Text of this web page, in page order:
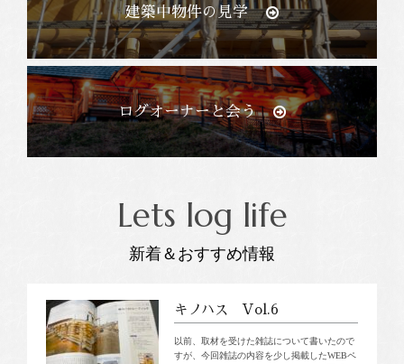
建築中物件の見学
ログオーナーと会う
Lets log life
新着＆おすすめ情報
キノハス Vol.6
以前、取材を受けた雑誌について書いたので
すが、今回雑誌の内容を少し掲載したWEBペ